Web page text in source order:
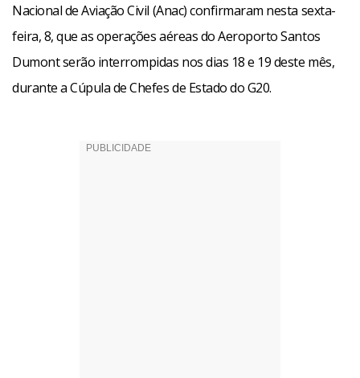
Nacional de Aviação Civil (Anac) confirmaram nesta sexta-
feira, 8, que as operações aéreas do Aeroporto Santos
Dumont serão interrompidas nos dias 18 e 19 deste mês,
durante a Cúpula de Chefes de Estado do G20.